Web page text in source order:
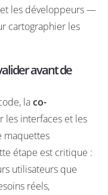
les développeurs —
cartographier les
avant de
laco-
les interfaces et les
maquettes
étape est critique :
utilisateurs que
réels,